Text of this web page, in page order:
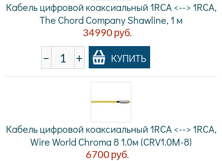
Кабель цифровой коаксиальный 1RCA <--> 1RCA,
The Chord Company Shawline, 1 м
34990 руб.
− + КУПИТЬ
Кабель цифровой коаксиальный 1RCA <--> 1RCA,
Wire World Chroma 8 1.0м (CRV1.0M-8)
6700 руб.